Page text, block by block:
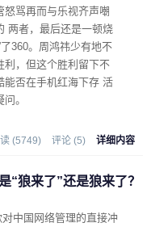
怒骂再而与乐视齐声嘲
两者，最后还是一顿烧
360。周鸿祎少有地不
利，但这个胜利留下不
能否在手机红海下存 活
。
(5749) 评论 (5) 详细内容
“狼来了”还是狼来了？
中国网络管理的直接冲